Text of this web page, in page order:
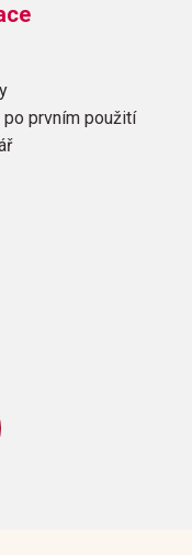
po prvním použití